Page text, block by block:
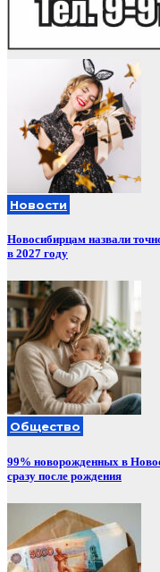
Новости
Новосибирцам назвали
в 2027 году
Общество
99% новорожденных в
сразу после рождения